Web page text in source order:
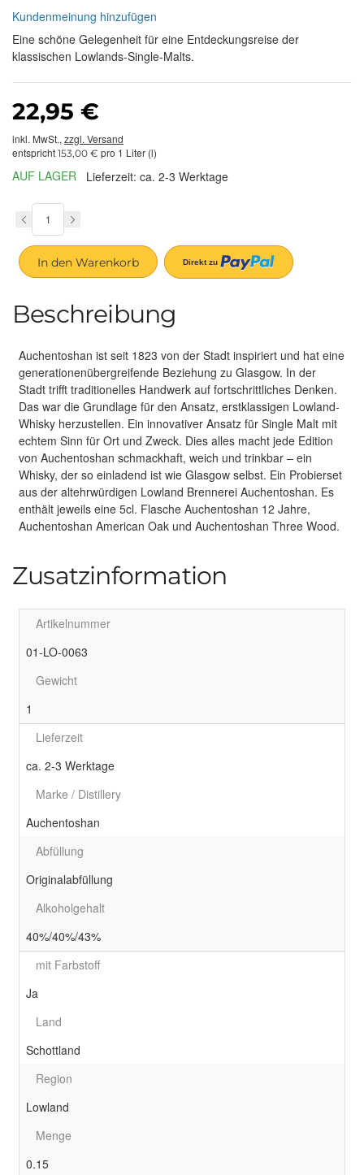
Kundenmeinung hinzufügen
Eine schöne Gelegenheit für eine Entdeckungsreise der
klassischen Lowlands-Single-Malts.
22,95 €
inkl. MwSt., zzgl. Versand
entspricht 153,00 € pro 1 Liter (l)
AUF LAGER Lieferzeit: ca. 2-3 Werktage
In den Warenkorb
Beschreibung
Auchentoshan ist seit 1823 von der Stadt inspiriert und hat eine
generationenübergreifende Beziehung zu Glasgow. In der
Stadt trifft traditionelles Handwerk auf fortschrittliches Denken.
Das war die Grundlage für den Ansatz, erstklassigen Lowland-
Whisky herzustellen. Ein innovativer Ansatz für Single Malt mit
echtem Sinn für Ort und Zweck. Dies alles macht jede Edition
von Auchentoshan schmackhaft, weich und trinkbar – ein
Whisky, der so einladend ist wie Glasgow selbst. Ein Probierset
aus der altehrwürdigen Lowland Brennerei Auchentoshan. Es
enthält jeweils eine 5cl. Flasche Auchentoshan 12 Jahre,
Auchentoshan American Oak und Auchentoshan Three Wood.
Zusatzinformation
Artikelnummer
01-LO-0063
Gewicht
1
Lieferzeit
ca. 2-3 Werktage
Marke / Distillery
Auchentoshan
Abfüllung
Originalabfüllung
Alkoholgehalt
40%/40%/43%
mit Farbstoff
Ja
Land
Schottland
Region
Lowland
Menge
0.15